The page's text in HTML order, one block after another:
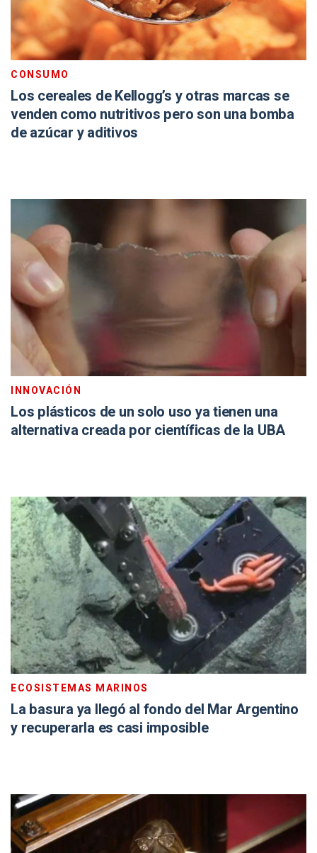
CONSUMO
Los cereales de Kellogg’s y otras marcas se
venden como nutritivos pero son una bomba
de azúcar y aditivos
INNOVACIÓN
Los plásticos de un solo uso ya tienen una
alternativa creada por científicas de la UBA
ECOSISTEMAS MARINOS
La basura ya llegó al fondo del Mar Argentino
y recuperarla es casi imposible